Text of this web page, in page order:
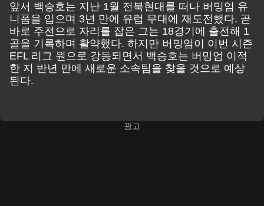
앞서 백승호는 지난 1월 전북현대를 떠나 버밍엄 유
니폼을 입으며 3년 만에 유럽 무대에 재도전했다. 곧
바로 주전으로 자리를 잡은 그는 18경기에 출전해 1
골을 기록하며 활약했다. 하지만 버밍엄이 이번 시즌
EFL 리그 원으로 강등되면서 백승호는 버밍엄 이적
한 지 반년 만에 새로운 소속팀을 찾을 것으로 예상
된다.
광고